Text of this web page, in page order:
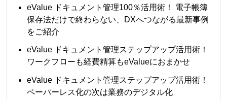
eValue ドキュメント管理100％活用術！ 電子帳簿
保存法だけで終わらない、DXへつながる最新事例
をご紹介
eValue ドキュメント管理ステップアップ活用術！
ワークフローも経費精算もeValueにおまかせ
eValue ドキュメント管理ステップアップ活用術！
ペーパーレス化の次は業務のデジタル化